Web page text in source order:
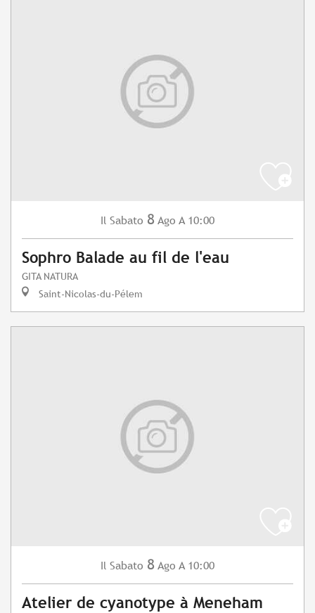
Il Sabato 8 Ago A 10:00
Sophro Balade au fil de l'eau
GITA NATURA
Saint-Nicolas-du-Pélem
Il Sabato 8 Ago A 10:00
Atelier de cyanotype à Meneham